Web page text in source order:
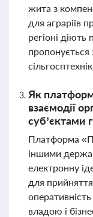
жита з
для аграріїв
регіоні діють
пропонується
Як
взаємодії
суб’єктами
Платформа
іншими
електронну
для
владою і